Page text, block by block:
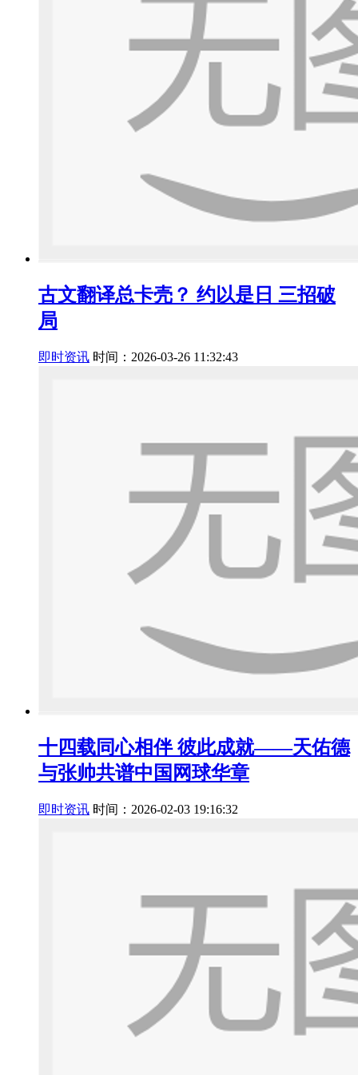
古文翻译总卡壳？ 约以是日 三招破
局
即时资讯 时间：2026-03-26 11:32:43
十四载同心相伴 彼此成就——天佑德
与张帅共谱中国网球华章
即时资讯 时间：2026-02-03 19:16:32